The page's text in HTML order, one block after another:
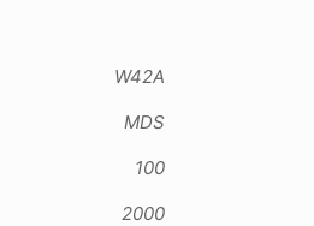
W42A
MDS
100
2000